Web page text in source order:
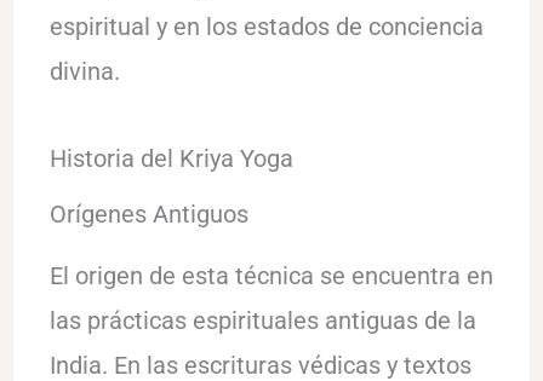
espiritual y en los estados de conciencia
divina.
Historia del Kriya Yoga
Orígenes Antiguos
El origen de esta técnica se encuentra en
las prácticas espirituales antiguas de la
India. En las escrituras védicas y textos